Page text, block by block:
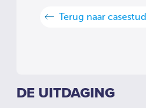
Terug naar
DE UITDAGING